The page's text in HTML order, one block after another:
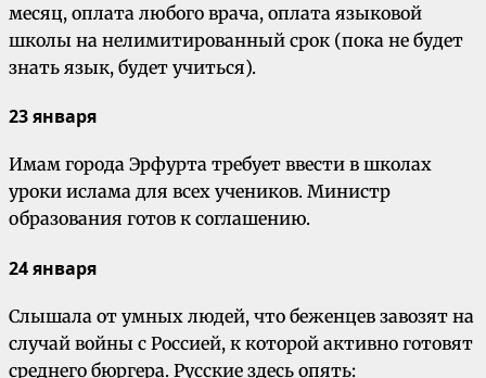
месяц, оплата любого врача, оплата языковой
школы на нелимитированный срок (пока не будет
знать язык, будет учиться).
23 января
Имам города Эрфурта требует ввести в школах
уроки ислама для всех учеников. Министр
образования готов к соглашению.
24 января
Слышала от умных людей, что беженцев завозят на
случай войны с Россией, к которой активно готовят
среднего бюргера. Русские здесь опять: